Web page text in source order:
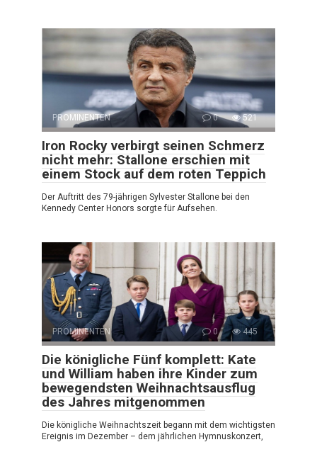
PROMINENTEN 0 521
Iron Rocky verbirgt seinen Schmerz
nicht mehr: Stallone erschien mit
einem Stock auf dem roten Teppich
Der Auftritt des 79-jährigen Sylvester Stallone bei den
Kennedy Center Honors sorgte für Aufsehen.
PROMINENTEN 0 445
Die königliche Fünf komplett: Kate
und William haben ihre Kinder zum
bewegendsten Weihnachtsausflug
des Jahres mitgenommen
Die königliche Weihnachtszeit begann mit dem wichtigsten
Ereignis im Dezember – dem jährlichen Hymnuskonzert,